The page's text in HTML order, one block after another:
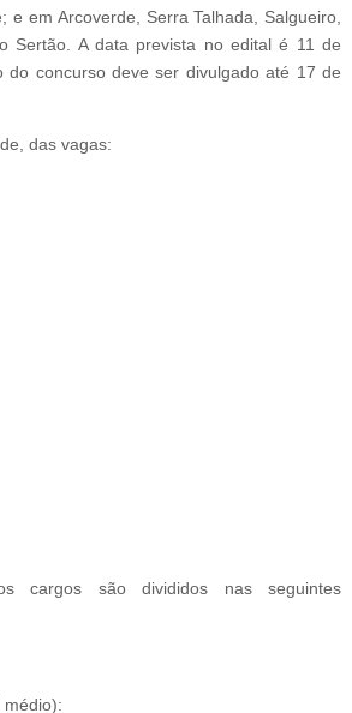
e em Arcoverde, Serra Talhada, Salgueiro,
Sertão. A data prevista no edital é 11 de
do concurso deve ser divulgado até 17 de
das vagas:
cargos são divididos nas seguintes
médio):